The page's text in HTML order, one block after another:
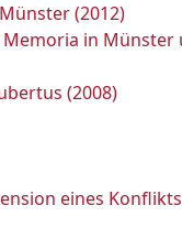
(2012)
in Münster
(2008)
eines Konflikts